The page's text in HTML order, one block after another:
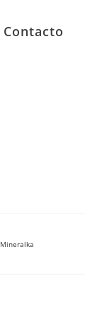
Contacto
Mineralka